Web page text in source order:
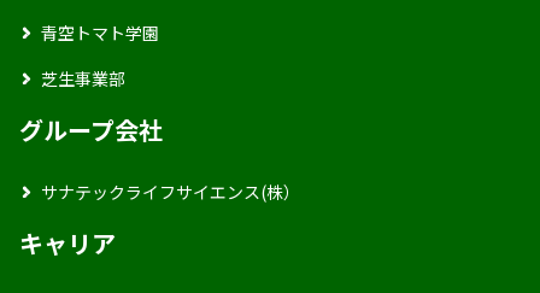
青空トマト学園
芝生事業部
グループ会社
サナテックライフサイエンス(株）
キャリア